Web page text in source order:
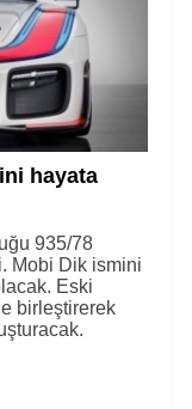
hayata
935/78
Mobi Dik ismini
Eski
birleştirerek